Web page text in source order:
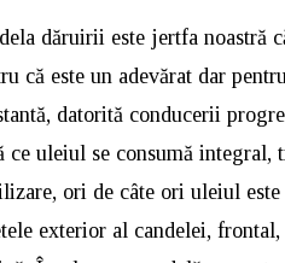
dăruirii este jertfa noastră
că este un adevărat dar
datorită conducerii
ce uleiul se consumă
ori de câte ori uleiul
exterior al candelei,